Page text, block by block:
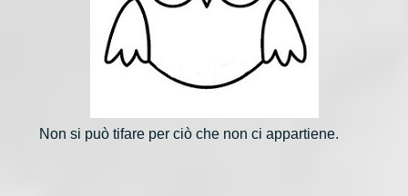
Non si può tifare per ciò che non ci appartiene.